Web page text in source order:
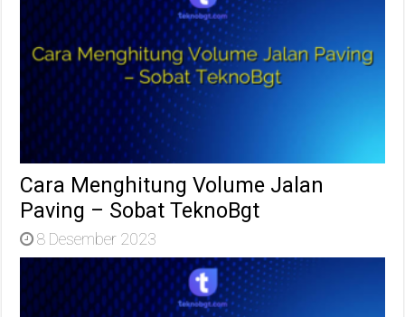
Cara Menghitung Volume Jalan
Paving – Sobat TeknoBgt
8 Desember 2023